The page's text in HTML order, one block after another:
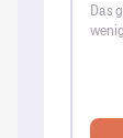
Das